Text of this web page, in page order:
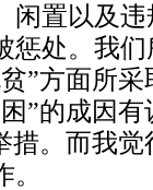
闲置以及
惩处。我
”方面所
”的成因
措。而我